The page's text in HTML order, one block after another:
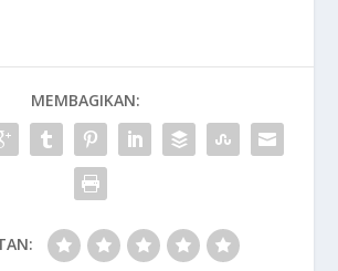
MEMBAGIKAN: